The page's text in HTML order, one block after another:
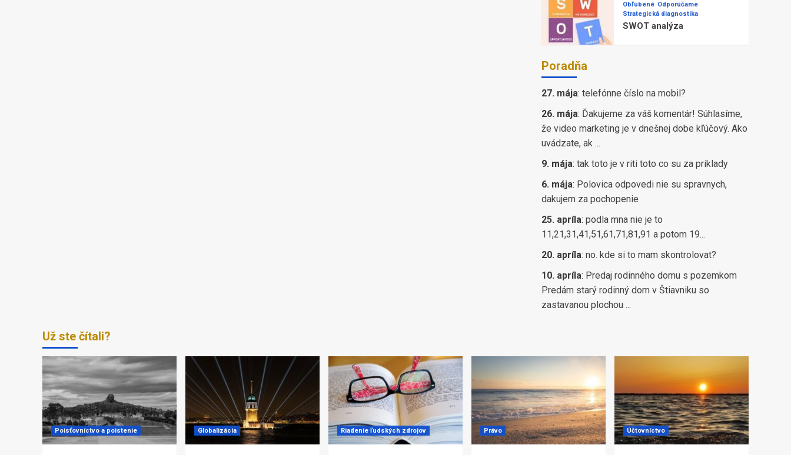
Obľúbené Odporúčame
Strategická diagnostika
SWOT analýza
Poradňa
27. mája: telefónne číslo na mobil?
26. mája: Ďakujeme za váš komentár! Súhlasíme,
že video marketing je v dnešnej dobe kľúčový. Ako
uvádzate, ak ...
9. mája: tak toto je v riti toto co su za priklady
6. mája: Polovica odpovedi nie su spravnych,
dakujem za pochopenie
25. apríla: podla mna nie je to
11,21,31,41,51,61,71,81,91 a potom 19...
20. apríla: no. kde si to mam skontrolovat?
10. apríla: Predaj rodinného domu s pozemkom
Predám starý rodinný dom v Štiavniku so
zastavanou plochou ...
Už ste čítali?
Poisťovníctvo a poistenie Globalizácia Riadenie ľudských zdrojov Právo Účtovníctvo